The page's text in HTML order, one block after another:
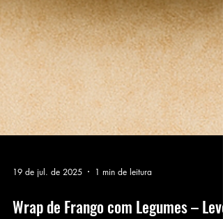
19 de jul. de 2025 1 min de leitura